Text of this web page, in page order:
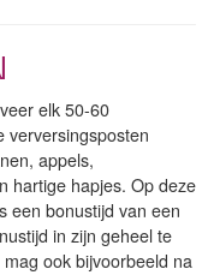
elk 50-60
verversingsposten
appels,
hartige hapjes. Op deze
een bonustijd van een
in zijn geheel te
ook bijvoorbeeld na